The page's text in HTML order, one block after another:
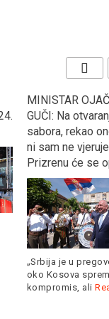
“KOCKASTI”
Argentinu s 3:0 i
se u osminu
Svjetskog
Rusiji
Hrvatska je s dvije
već nakon 2. kola
Read more